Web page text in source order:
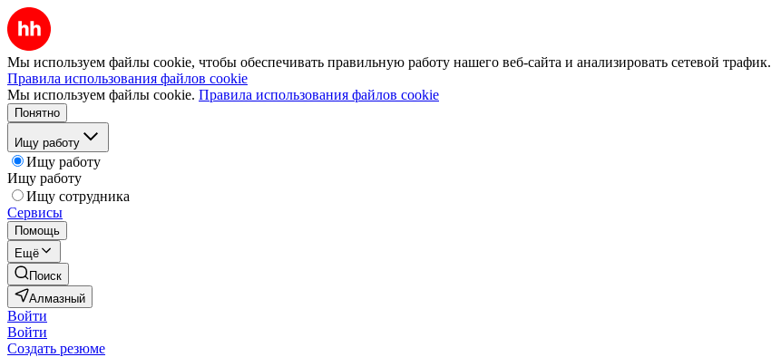
Мы используем файлы cookie, чтобы обеспечивать правильную работу нашего веб-сайта и анализировать сетевой трафик.
Правила использования файлов cookie
Мы используем файлы cookie. Правила использования файлов cookie
Понятно
Ищу работу
Ищу работу
Ищу работу
Ищу сотрудника
Сервисы
Помощь
Ещё
Поиск
Алмазный
Войти
Войти
Создать резюме